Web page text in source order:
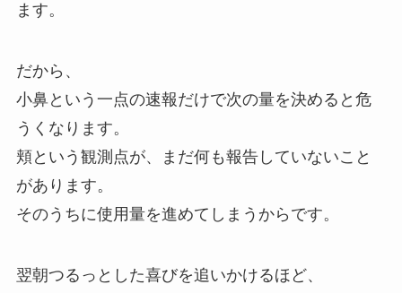
ます。
だから、
小鼻という一点の速報だけで次の量を決めると危
うくなります。
頬という観測点が、まだ何も報告していないこと
があります。
そのうちに使用量を進めてしまうからです。
翌朝つるっとした喜びを追いかけるほど、